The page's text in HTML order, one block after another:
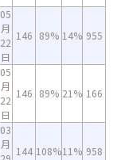
05
月
22
日
146 89% 14% 955
05
月
22
日
146 89% 21% 166
03
月
144 108%11% 958